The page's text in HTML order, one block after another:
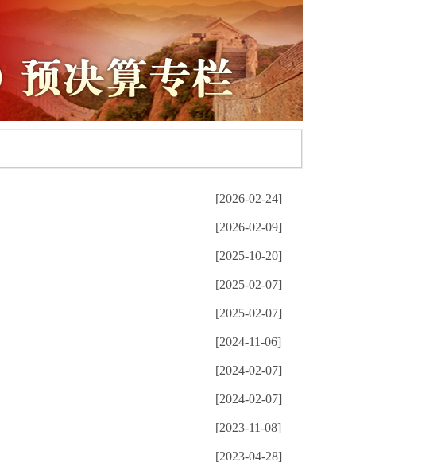
[2026-02-24]
[2026-02-09]
[2025-10-20]
[2025-02-07]
[2025-02-07]
[2024-11-06]
[2024-02-07]
[2024-02-07]
[2023-11-08]
[2023-04-28]